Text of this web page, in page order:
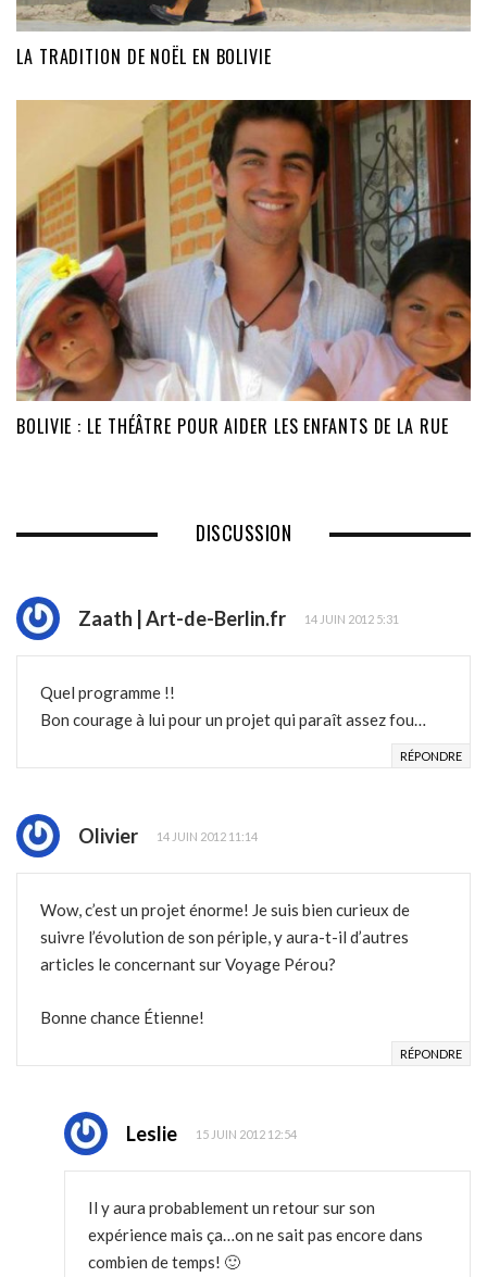
LA TRADITION DE NOËL EN BOLIVIE
BOLIVIE : LE THÉÂTRE POUR AIDER LES ENFANTS DE LA RUE
DISCUSSION
Zaath | Art-de-Berlin.fr 14 JUIN 2012 5:31
Quel programme !!
Bon courage à lui pour un projet qui paraît assez fou…
RÉPONDRE
Olivier 14 JUIN 2012 11:14
Wow, c’est un projet énorme! Je suis bien curieux de
suivre l’évolution de son périple, y aura-t-il d’autres
articles le concernant sur Voyage Pérou?
Bonne chance Étienne!
RÉPONDRE
Leslie 15 JUIN 2012 12:54
Il y aura probablement un retour sur son
expérience mais ça…on ne sait pas encore dans
combien de temps! 🙂